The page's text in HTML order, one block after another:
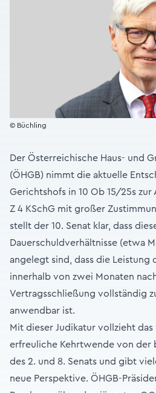
© Büchling
Der Österreichische Haus- und
(ÖHGB) nimmt die aktuelle
Gerichtshofs in 10 Ob 15/25s zur
Z 4 KSchG mit großer
stellt der 10. Senat klar, dass
Dauerschuldverhältnisse (etwa
angelegt sind, dass die Leistung
innerhalb von zwei Monaten
Vertragsschließung vollständig
anwendbar ist.
Mit dieser Judikatur vollzieht
erfreuliche Kehrtwende von der
des 2. und 8. Senats und gibt
neue Perspektive. ÖHGB-